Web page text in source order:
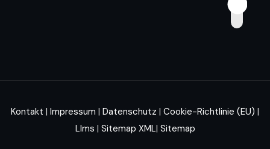
Kontakt | Impressum | Datenschutz | Cookie-Richtlinie (EU) |
Llms | Sitemap XML| Sitemap